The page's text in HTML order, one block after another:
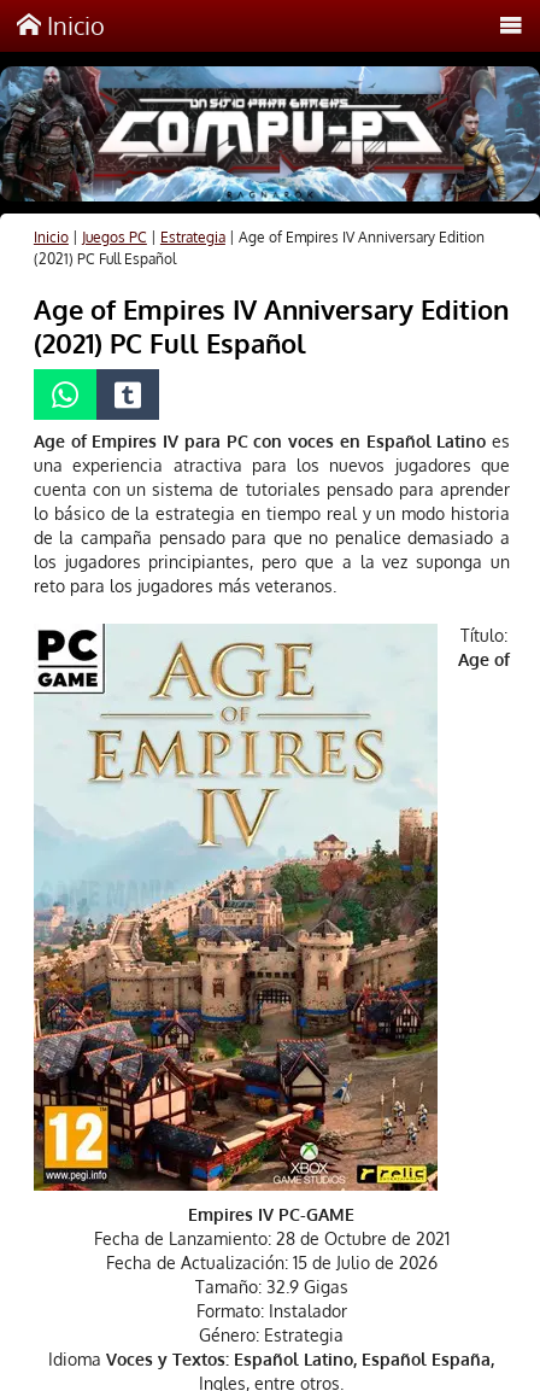
Inicio
Inicio| Juegos PC Estrategia| Age of Empires IV Anniversary Edition
(2021) PC Full Español
Age of Empires IV Anniversary Edition
(2021) PC Full Español
Age of Empires IV para PC con voces en Español Latino es
una experiencia atractiva para los nuevos jugadores que
cuenta con un sistema de tutoriales pensado para aprender
lo básico de la estrategia en tiempo real y un modo historia
de la campaña pensado para que no penalice demasiado a
los jugadores principiantes, pero que a la vez suponga un
reto para los jugadores más veteranos.
Título:
Age of
Empires IV PC-GAME
Fecha de Lanzamiento: 28 de Octubre de 2021
Fecha de Actualización: 15 de Julio de 2026
Tamaño: 32.9 Gigas
Formato: Instalador
Género: Estrategia
IdiomaVoces y Textos: Español Latino, Español España,
Ingles, entre otros.